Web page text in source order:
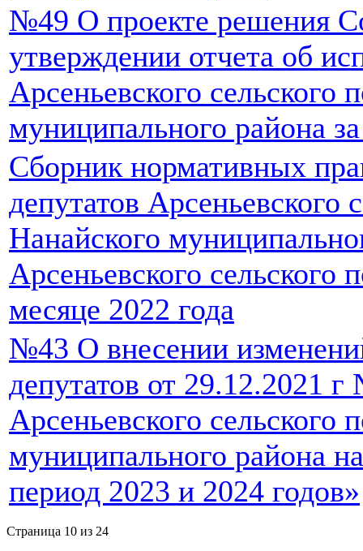
№49 О проекте решения
утверждении отчета об
Арсеньевского сельского
муниципального района
Сборник нормативных
депутатов Арсеньевского
Нанайского
Арсеньевского сельского
месяце 2022 года
№43 О внесении
депутатов от 29.12.2021
Арсеньевского сельского
муниципального района
период 2023 и 2024 годов»
Страница 10 из 24